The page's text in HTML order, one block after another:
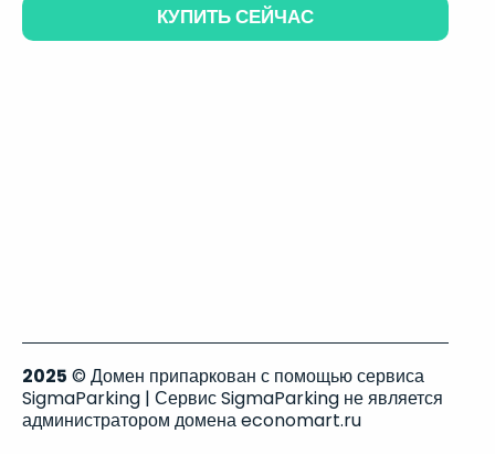
КУПИТЬ СЕЙЧАС
2025 © Домен припаркован с помощью сервиса
SigmaParking | Сервис SigmaParking не является
администратором домена economart.ru